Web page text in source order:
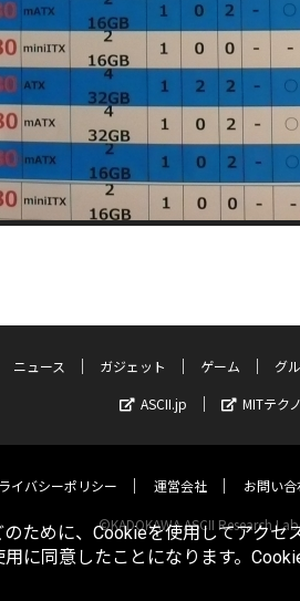
ニュース ガジェット ゲーム グ
ASCII.jp
MITテク
イバシーポリシー 運営会社 お問い
©KADOKAWA ASCII Research
ために、Cookieを使用してアクセ
に同意したことになります。